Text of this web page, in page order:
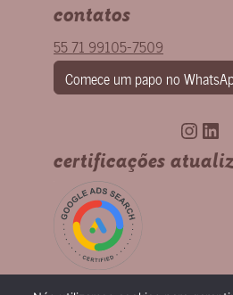
contatos
55 71 99105-7509
Comece um papo no
certificações